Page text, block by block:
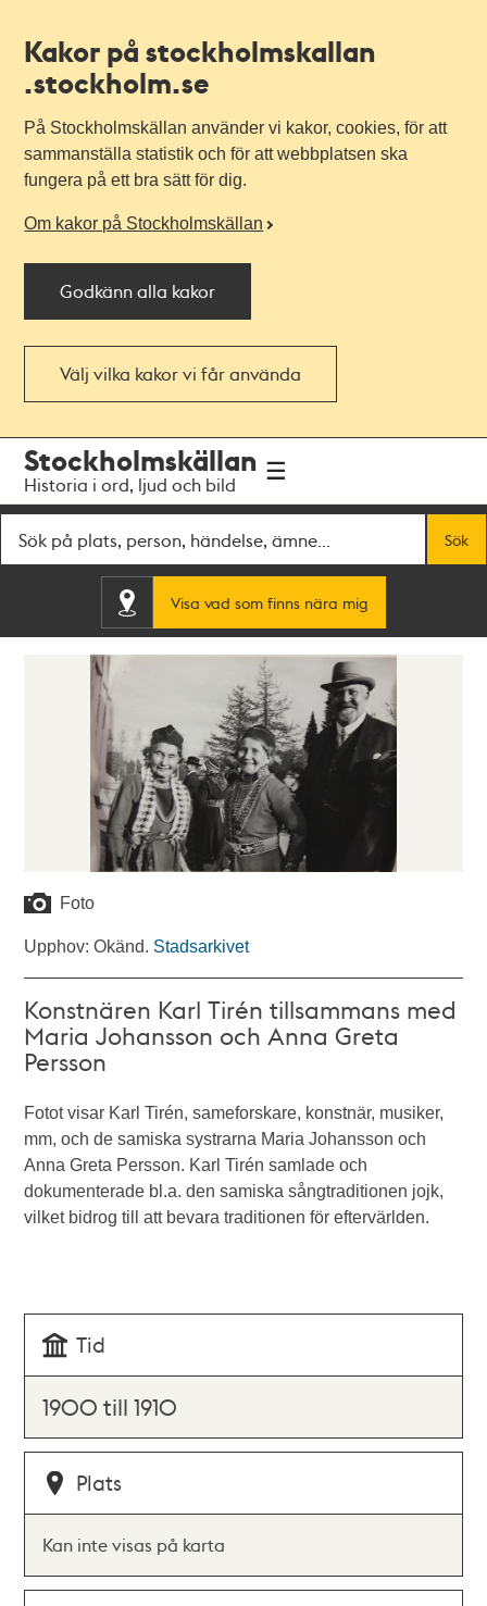
Kakor på stockholmskallan
.stockholm.se
På Stockholmskällan använder vi kakor, cookies, för att
sammanställa statistik och för att webbplatsen ska
fungera på ett bra sätt för dig.
Om kakor på Stockholmskällan
Godkänn alla kakor
Välj vilka kakor vi får använda
navigationen
huvudinnehållet
Stockholmskällan
Historia i ord, ljud och bild
Sök
Visa vad som finns nära mig
Foto
Upphov: Okänd. Stadsarkivet
Konstnären Karl Tirén tillsammans med
Maria Johansson och Anna Greta
Persson
Fotot visar Karl Tirén, sameforskare, konstnär, musiker,
mm, och de samiska systrarna Maria Johansson och
Anna Greta Persson. Karl Tirén samlade och
dokumenterade bl.a. den samiska sångtraditionen jojk,
vilket bidrog till att bevara traditionen för eftervärlden.
Tid
1900 till 1910
Plats
Kan inte visas på karta